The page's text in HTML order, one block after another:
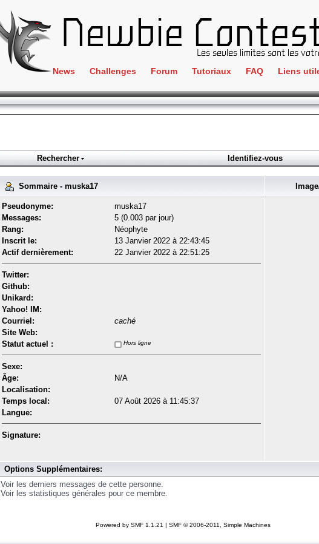
News Challenges
Crackme
ClientSide
Forensics
Programmation
Stéganographie
Wargame
Forum Tutoriaux FAQ Liens
IRC
Rechercher Identifiez-vous
Sommaire - muska17
Pseudonyme:
muska17
Messages:
5 (0.003 par jour)
Rang:
Néophyte
Inscrit le:
13 Janvier 2022 à 22:43:45
Actif dernièrement:
22 Janvier 2022 à 22:51:25
Twitter:
Github:
Unikard:
Yahoo! IM:
Courriel:
caché
Site Web:
Statut actuel :
Hors ligne
Sexe:
Âge:
N/A
Localisation:
Temps local:
07 Août 2026 à 11:45:37
Langue:
Signature:
Options Supplémentaires:
Voir les derniers messages de cette personne.
Voir les statistiques générales pour ce membre.
Powered by SMF 1.1.21 | SMF © 2006-2011, Simple Machines